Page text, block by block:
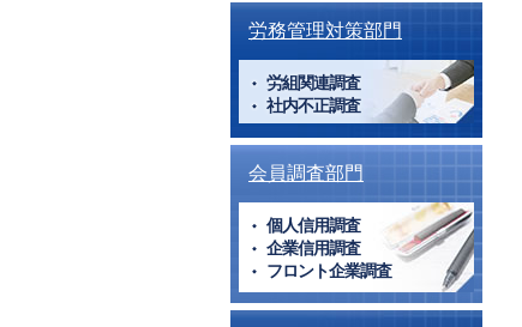
労務管理対策部門
労組関連調査
社内不正調査
会員調査部門
個人信用調査
企業信用調査
フロント企業調査